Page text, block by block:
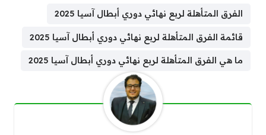
الفرق المتأهلة لربع نهائي دوري أبطال آسيا 2025
قائمة الفرق المتأهلة لربع نهائي دوري أبطال آسيا 2025
ما هي الفرق المتأهلة لربع نهائي دوري أبطال آسيا 2025